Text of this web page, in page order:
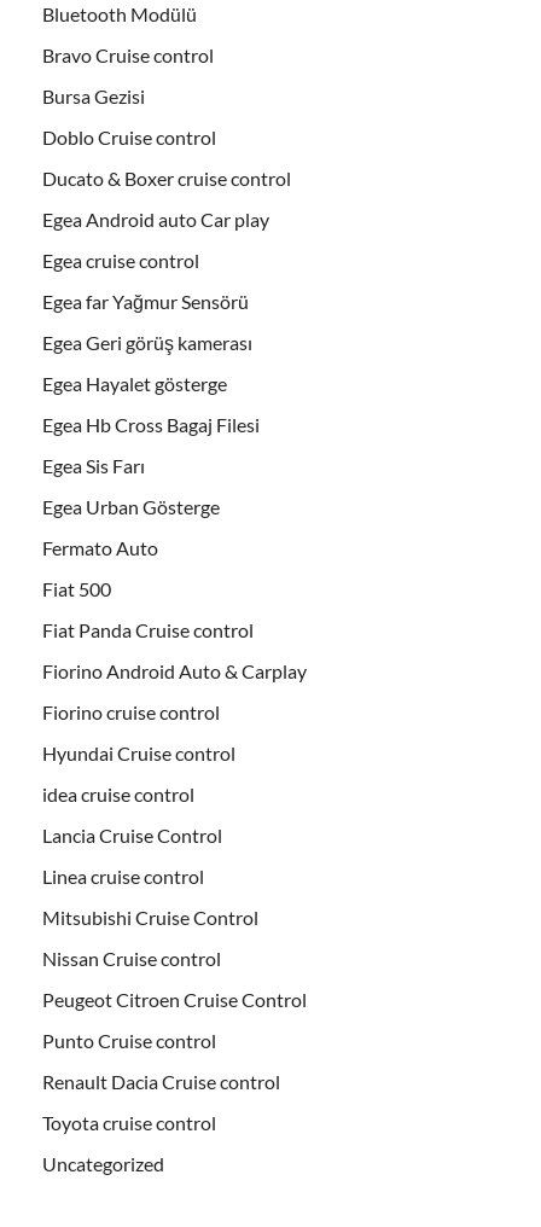
Bluetooth Modülü
Bravo Cruise control
Bursa Gezisi
Doblo Cruise control
Ducato & Boxer cruise control
Egea Android auto Car play
Egea cruise control
Egea far Yağmur Sensörü
Egea Geri görüş kamerası
Egea Hayalet gösterge
Egea Hb Cross Bagaj Filesi
Egea Sis Farı
Egea Urban Gösterge
Fermato Auto
Fiat 500
Fiat Panda Cruise control
Fiorino Android Auto & Carplay
Fiorino cruise control
Hyundai Cruise control
idea cruise control
Lancia Cruise Control
Linea cruise control
Mitsubishi Cruise Control
Nissan Cruise control
Peugeot Citroen Cruise Control
Punto Cruise control
Renault Dacia Cruise control
Toyota cruise control
Uncategorized